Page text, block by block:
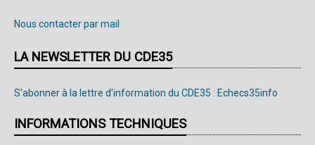
Nous contacter par mail
LA NEWSLETTER DU CDE35
S'abonner à la lettre d'information du CDE35 : Echecs35info
INFORMATIONS TECHNIQUES